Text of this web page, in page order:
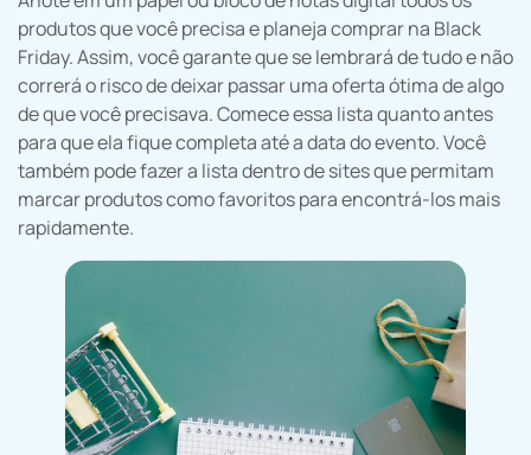
produtos que você precisa e planeja comprar na Black
Friday. Assim, você garante que se lembrará de tudo e não
correrá o risco de deixar passar uma oferta ótima de algo
de que você precisava. Comece essa lista quanto antes
para que ela fique completa até a data do evento. Você
também pode fazer a lista dentro de sites que permitam
marcar produtos como favoritos para encontrá-los mais
rapidamente.